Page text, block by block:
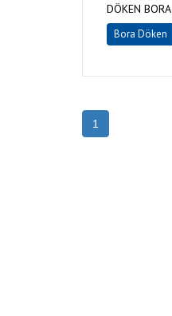
DÖKEN BORA
Bora Döken
1